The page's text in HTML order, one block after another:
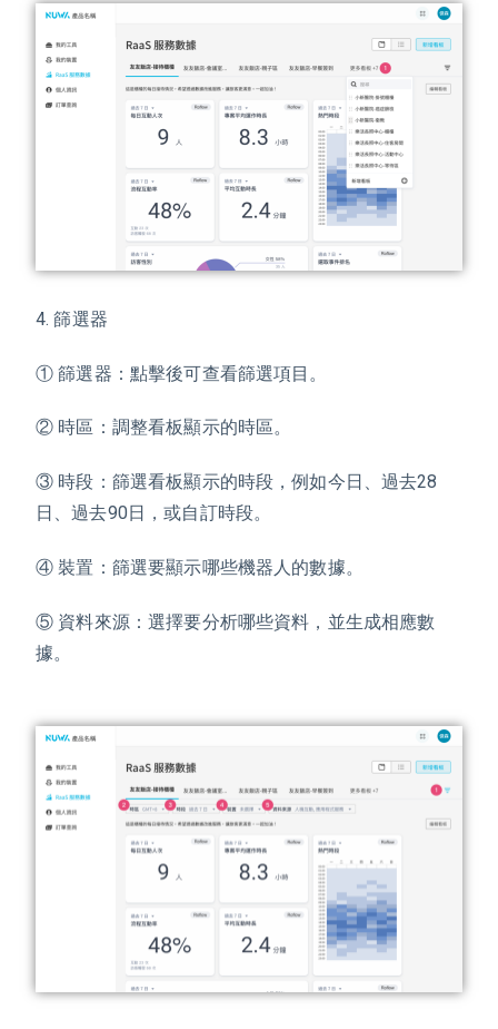
4. 篩選器
① 篩選器：點擊後可查看篩選項目。
② 時區：調整看板顯示的時區。
③ 時段：篩選看板顯示的時段，例如今日、過去28
日、過去90日，或自訂時段。
④ 裝置：篩選要顯示哪些機器人的數據。
⑤ 資料來源：選擇要分析哪些資料，並生成相應數
據。